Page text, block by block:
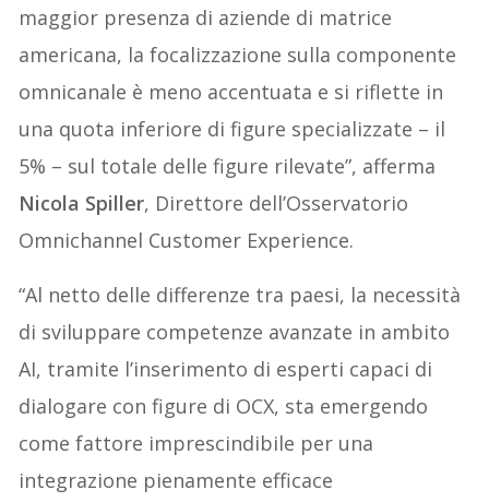
maggior presenza di aziende di matrice
americana, la focalizzazione sulla componente
omnicanale è meno accentuata e si riflette in
una quota inferiore di figure specializzate – il
5% – sul totale delle figure rilevate”, afferma
Nicola Spiller, Direttore dell’Osservatorio
Omnichannel Customer Experience.
“Al netto delle differenze tra paesi, la necessità
di sviluppare competenze avanzate in ambito
AI, tramite l’inserimento di esperti capaci di
dialogare con figure di OCX, sta emergendo
come fattore imprescindibile per una
integrazione pienamente efficace